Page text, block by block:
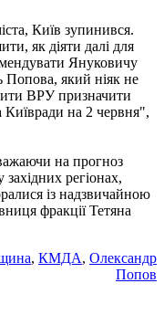
Київ зупинився.
як діяти далі для
Януковичу
Попова, який ніяк не
ВРУ призначити
Київради на 2 червня",
на прогноз
західних регіонах,
із надзвичайною
фракції Тетяна
, КМДА, Олександр
Попов